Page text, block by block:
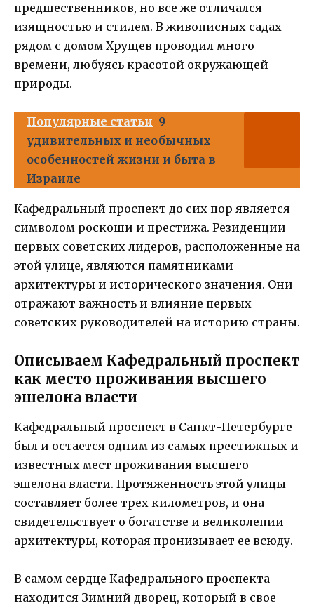
предшественников, но все же отличался
изящностью и стилем. В живописных садах
рядом с домом Хрущев проводил много
времени, любуясь красотой окружающей
природы.
Популярные статьи 9
удивительных и необычных
особенностей жизни и быта в
Израиле
Кафедральный проспект до сих пор является
символом роскоши и престижа. Резиденции
первых советских лидеров, расположенные на
этой улице, являются памятниками
архитектуры и исторического значения. Они
отражают важность и влияние первых
советских руководителей на историю страны.
Описываем Кафедральный проспект
как место проживания высшего
эшелона власти
Кафедральный проспект в Санкт-Петербурге
был и остается одним из самых престижных и
известных мест проживания высшего
эшелона власти. Протяженность этой улицы
составляет более трех километров, и она
свидетельствует о богатстве и великолепии
архитектуры, которая пронизывает ее всюду.
В самом сердце Кафедрального проспекта
находится Зимний дворец, который в свое